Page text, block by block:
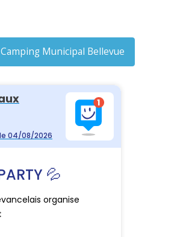
Camping Municipal Bellevue